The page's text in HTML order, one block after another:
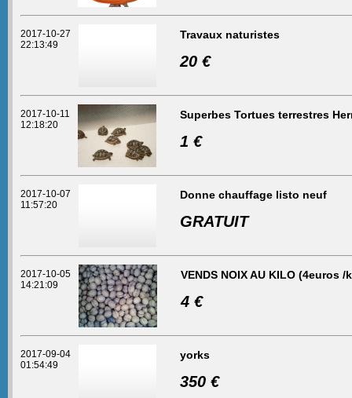
2017-10-27
22:13:49
Travaux naturistes
20 €
2017-10-11
12:18:20
Superbes Tortues terrestres
1 €
2017-10-07
11:57:20
Donne chauffage listo neuf
GRATUIT
2017-10-05
14:21:09
VENDS NOIX AU KILO (4euros /
4 €
2017-09-04
01:54:49
yorks
350 €